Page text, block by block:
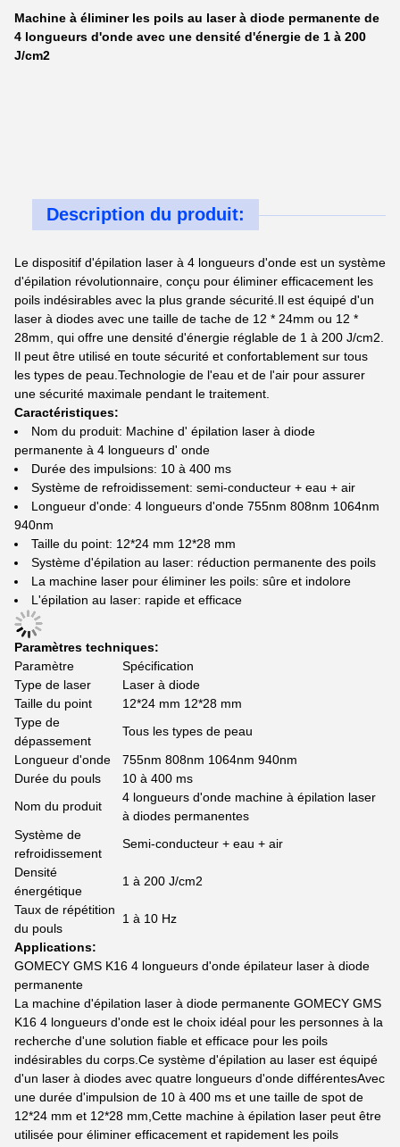
Machine à éliminer les poils au laser à diode permanente de
4 longueurs d'onde avec une densité d'énergie de 1 à 200
J/cm2
Description du produit:
Le dispositif d'épilation laser à 4 longueurs d'onde est un système
d'épilation révolutionnaire, conçu pour éliminer efficacement les
poils indésirables avec la plus grande sécurité.Il est équipé d'un
laser à diodes avec une taille de tache de 12 * 24mm ou 12 *
28mm, qui offre une densité d'énergie réglable de 1 à 200 J/cm2.
Il peut être utilisé en toute sécurité et confortablement sur tous
les types de peau.Technologie de l'eau et de l'air pour assurer
une sécurité maximale pendant le traitement.
Caractéristiques:
Nom du produit: Machine d' épilation laser à diode
permanente à 4 longueurs d' onde
Durée des impulsions: 10 à 400 ms
Système de refroidissement: semi-conducteur + eau + air
Longueur d'onde: 4 longueurs d'onde 755nm 808nm 1064nm
940nm
Taille du point: 12*24 mm 12*28 mm
Système d'épilation au laser: réduction permanente des poils
La machine laser pour éliminer les poils: sûre et indolore
L'épilation au laser: rapide et efficace
Paramètres techniques:
Paramètre
Spécification
Type de laser
Laser à diode
Taille du point
12*24 mm 12*28 mm
Type de
dépassement
Tous les types de peau
Longueur d'onde
755nm 808nm 1064nm 940nm
Durée du pouls
10 à 400 ms
Nom du produit
4 longueurs d'onde machine à épilation laser
à diodes permanentes
Système de
refroidissement
Semi-conducteur + eau + air
Densité
énergétique
1 à 200 J/cm2
Taux de répétition
du pouls
1 à 10 Hz
Applications:
GOMECY GMS K16 4 longueurs d'onde épilateur laser à diode
permanente
La machine d'épilation laser à diode permanente GOMECY GMS
K16 4 longueurs d'onde est le choix idéal pour les personnes à la
recherche d'une solution fiable et efficace pour les poils
indésirables du corps.Ce système d'épilation au laser est équipé
d'un laser à diodes avec quatre longueurs d'onde différentesAvec
une durée d'impulsion de 10 à 400 ms et une taille de spot de
12*24 mm et 12*28 mm,Cette machine à épilation laser peut être
utilisée pour éliminer efficacement et rapidement les poils